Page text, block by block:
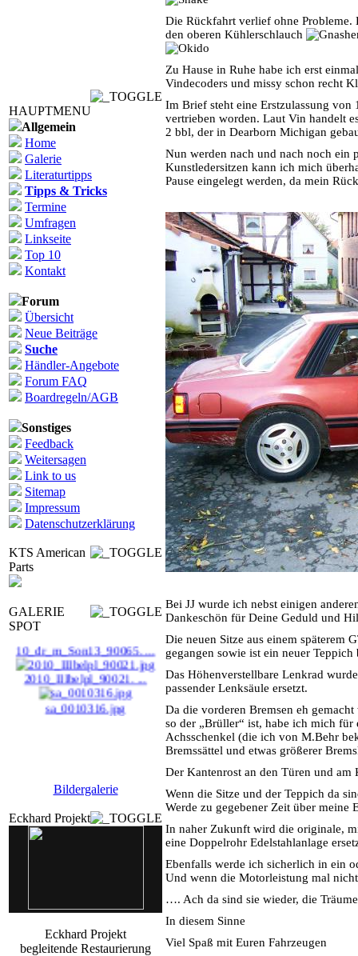
HAUPTMENU
Allgemein
Home
Galerie
Literaturtipps
Tipps & Tricks
Termine
Umfragen
Linkseite
Top 10
Kontakt
Forum
Übersicht
Neue Beiträge
Suche
Händler-Angebote
Forum FAQ
Boardregeln/AGB
Sonstiges
Feedback
Weitersagen
Link to us
Sitemap
Impressum
Datenschutzerklärung
KTS American
Parts
GALERIE
SPOT
2010_IIIbelpl_90021. ...
sa_0010316.jpg
Bildergalerie
Eckhard Projekt
Eckhard Projekt
begleitende Restaurierung
Die Rückfahrt verlief ohne Probleme.
den oberen Kühlerschlauch
Zu Hause in Ruhe habe ich erst
Vindecoders und missy schon recht
Im Brief steht eine Erstzulassung
vertrieben worden. Laut Vin handelt
2 bbl, der in Dearborn Michigan
Nun werden nach und nach noch ein
Kunstledersitzen kann ich mich
Pause eingelegt werden, da mein
Bei JJ wurde ich nebst einigen
Dankeschön für Deine Geduld und
Die neuen Sitze aus einem späterem
gegangen sowie ist ein neuer
Das Höhenverstellbare Lenkrad
passender Lenksäule ersetzt.
Da die vorderen Bremsen eh
so der „Brüller“ ist, habe ich mich für
Achsschenkel (die ich von M.Behr
Bremssättel und etwas größerer
Der Kantenrost an den Türen und
Wenn die Sitze und der Teppich da
Werde zu gegebener Zeit über meine
In naher Zukunft wird die originale,
eine Doppelrohr Edelstahlanlage
Ebenfalls werde ich sicherlich in ein
Und wenn die Motorleistung mal
…. Ach da sind sie wieder, die
In diesem Sinne
Viel Spaß mit Euren Fahrzeugen